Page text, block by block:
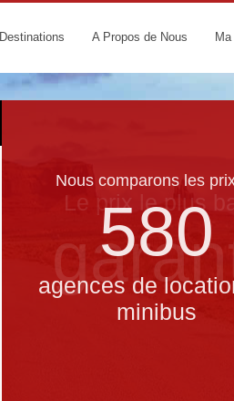
Destinations A Propos de Nous
Nous comparons les
580
agences de
minibus
Le prix le​ plus